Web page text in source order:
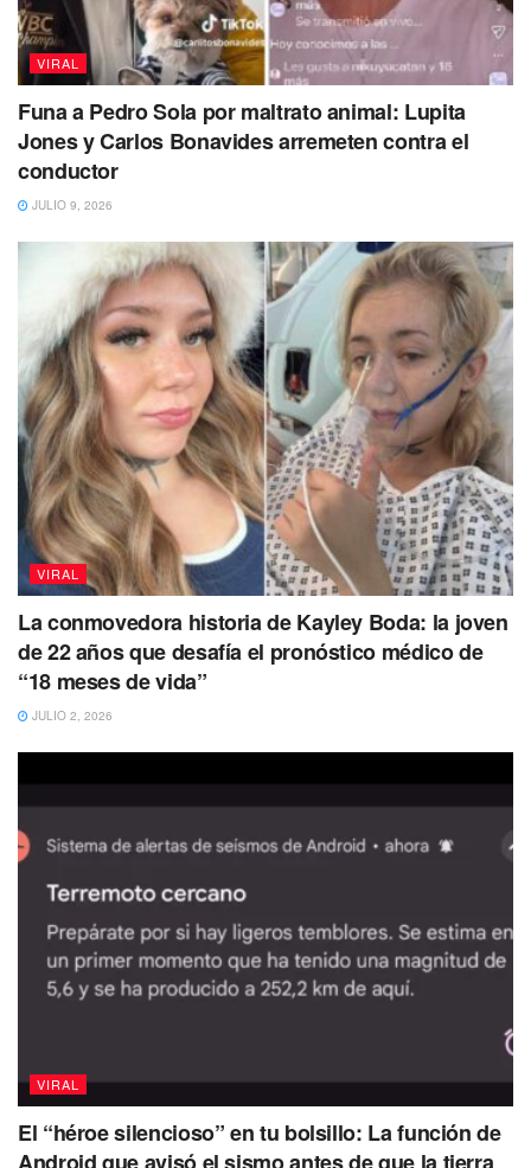
Según lo relatado, la mujer pasó de obtener tres mil 200
manutención de su hijo.
En otro video, la misma usuaria aparece ahora exponiendo
que demandó la pensión, pero terminó perdiendo la
VIRAL
Funa a Pedro Sola por maltrato animal: Lupita
Jones y Carlos Bonavides arremeten contra el
conductor
JULIO 9, 2026
VIRAL
La conmovedora historia de Kayley Boda: la joven
de 22 años que desafía el pronóstico médico de
“18 meses de vida”
JULIO 2, 2026
VIRAL
El “héroe silencioso” en tu bolsillo: La función de